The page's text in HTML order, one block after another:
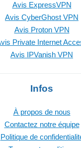
Avis ExpressVPN
Avis CyberGhost VPN
Avis Proton VPN
Private Internet
Avis IPVanish VPN
Infos
À propos de nous
Contactez notre équipe
Politique de